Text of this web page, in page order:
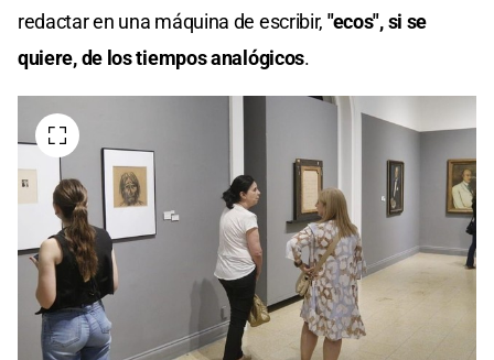
redactar en una máquina de escribir, "ecos", si se
quiere, de los tiempos analógicos.